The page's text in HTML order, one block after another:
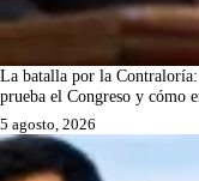
La batalla por la
prueba el Congreso y cómo
5 agosto, 2026